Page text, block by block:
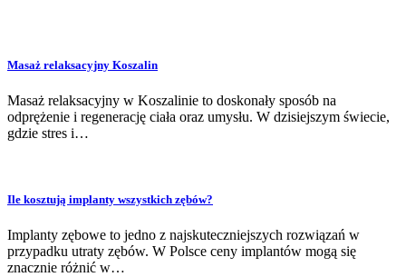
Masaż relaksacyjny Koszalin
Masaż relaksacyjny w Koszalinie to doskonały sposób na
odprężenie i regenerację ciała oraz umysłu. W dzisiejszym świecie,
gdzie stres i…
Ile kosztują implanty wszystkich zębów?
Implanty zębowe to jedno z najskuteczniejszych rozwiązań w
przypadku utraty zębów. W Polsce ceny implantów mogą się
znacznie różnić w…